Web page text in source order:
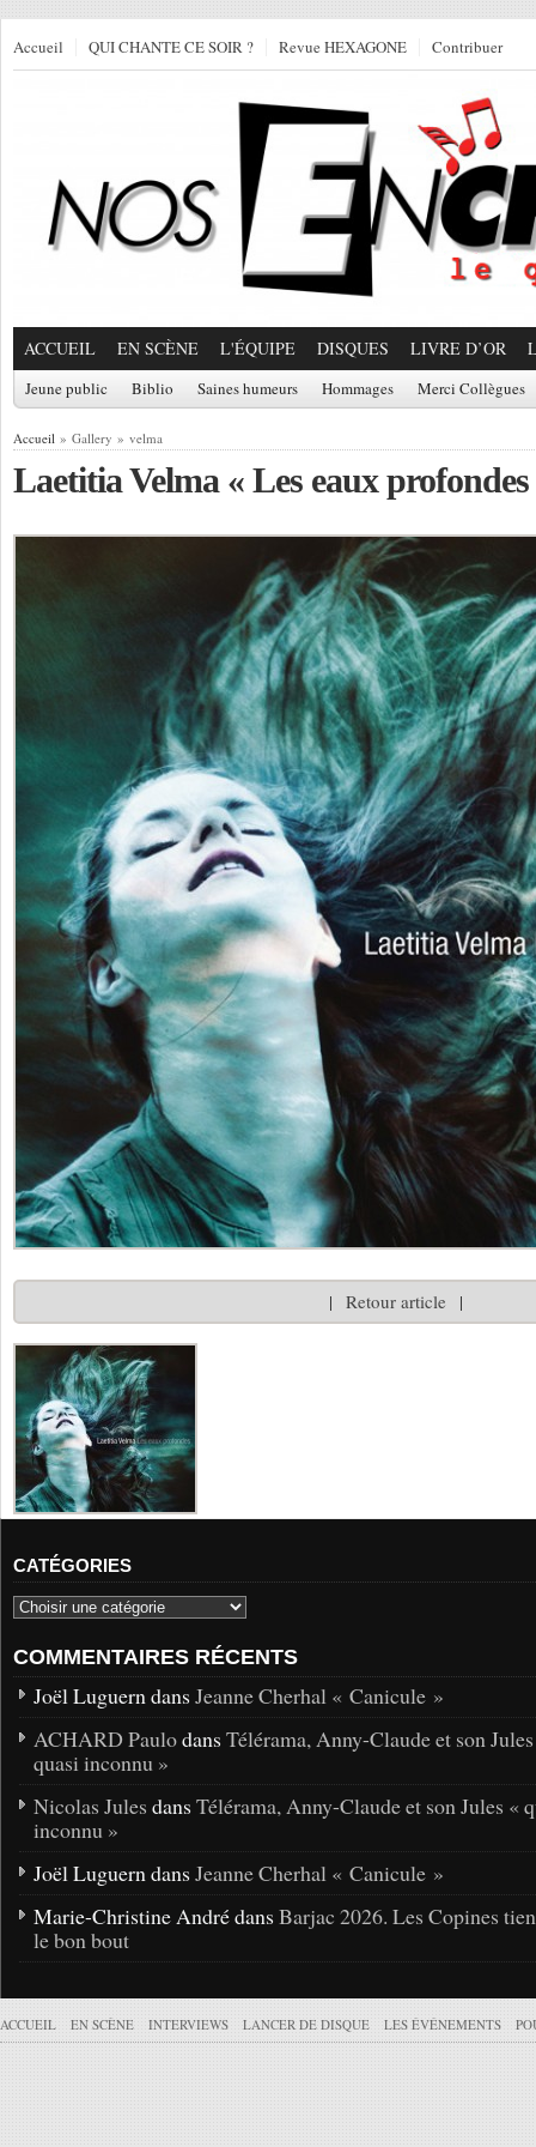
Accueil QUI CHANTE CE SOIR ? Revue HEXAGONE Contribuer
ACCUEIL EN SCÈNE L'ÉQUIPE DISQUES LIVRE D’OR
Jeune public Biblio Saines humeurs Hommages Merci Collègues
Accueil » Gallery » velma
Laetitia Velma « Les eaux profondes
| Retour article |
CATÉGORIES
COMMENTAIRES RÉCENTS
Joël Luguern dans Jeanne Cherhal « Canicule »
ACHARD Paulodans Télérama, Anny-Claude et son
quasi inconnu »
Nicolas Jules dans Télérama, Anny-Claude et son Jules «
inconnu »
Joël Luguern dans Jeanne Cherhal « Canicule »
Marie-Christine André dans Barjac 2026. Les Copines
le bon bout
ACCUEIL EN SCÈNE INTERVIEWS LANCER DE DISQUE LES ÉVÉNEMENTS